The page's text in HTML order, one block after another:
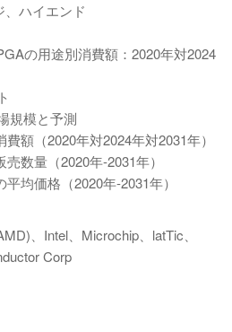
ハイエンド
の用途別消費額：2020年対2024
規模と予測
額（2020年対2024年対2031年）
数量（2020年-2031年）
均価格（2020年-2031年）
、Intel、Microchip、latTic、
Corp